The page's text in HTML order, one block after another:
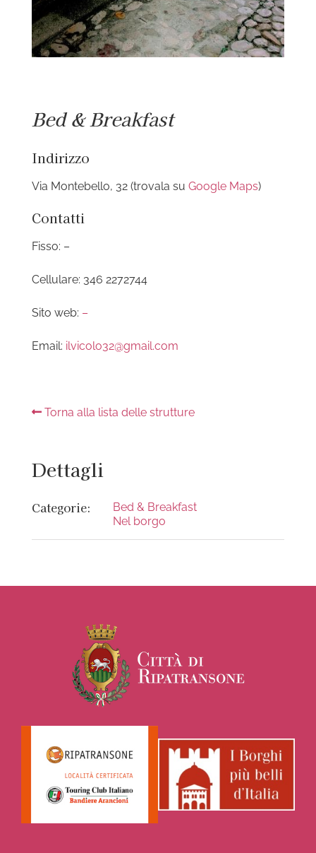
Bed & Breakfast
Indirizzo
Via Montebello, 32 (trovala su Google Maps)
Contatti
Fisso: –
Cellulare: 346 2272744
Sito web: –
Email: ilvicolo32@gmail.com
Torna alla lista delle strutture
Dettagli
Categorie:
Bed & Breakfast
Nel borgo